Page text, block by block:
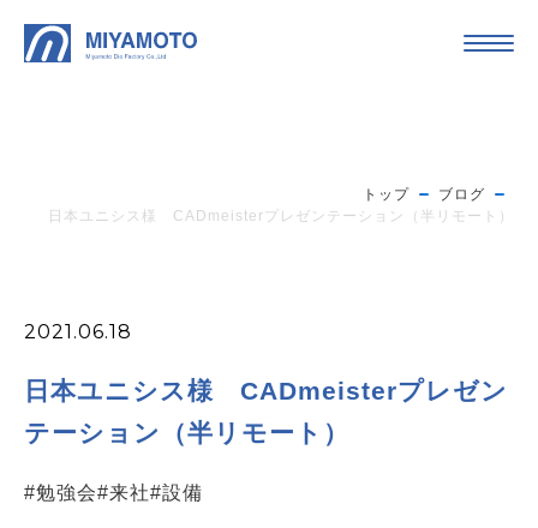
トップ
ブログ
日本ユニシス様 CADmeisterプレゼンテーション（半リモート）
2021.06.18
日本ユニシス様 CADmeisterプレゼン
テーション（半リモート）
#勉強会#来社#設備